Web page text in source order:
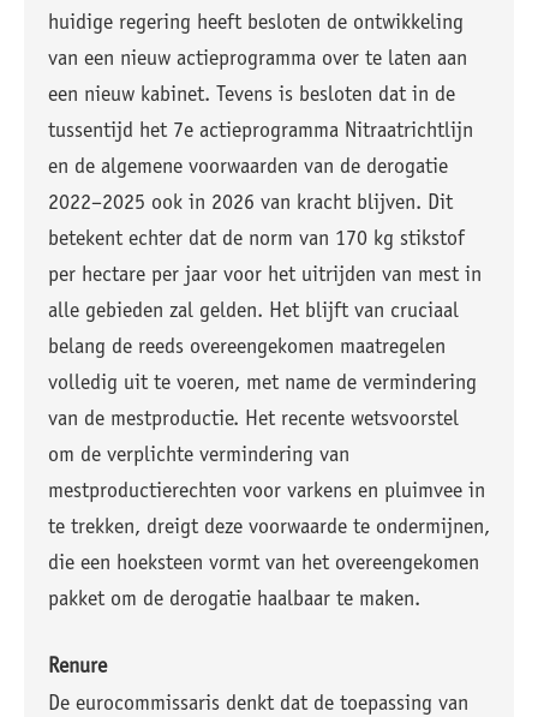
huidige regering heeft besloten de ontwikkeling
van een nieuw actieprogramma over te laten aan
een nieuw kabinet. Tevens is besloten dat in de
tussentijd het 7e actieprogramma Nitraatrichtlijn
en de algemene voorwaarden van de derogatie
2022–2025 ook in 2026 van kracht blijven. Dit
betekent echter dat de norm van 170 kg stikstof
per hectare per jaar voor het uitrijden van mest in
alle gebieden zal gelden. Het blijft van cruciaal
belang de reeds overeengekomen maatregelen
volledig uit te voeren, met name de vermindering
van de mestproductie. Het recente wetsvoorstel
om de verplichte vermindering van
mestproductierechten voor varkens en pluimvee in
te trekken, dreigt deze voorwaarde te ondermijnen,
die een hoeksteen vormt van het overeengekomen
pakket om de derogatie haalbaar te maken.
Renure
De eurocommissaris denkt dat de toepassing van